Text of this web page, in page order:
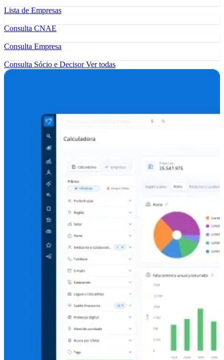
Lista de Empresas
Consulta CNAE
Consulta Empresa
Consulta Sócio e DecisorVer todas